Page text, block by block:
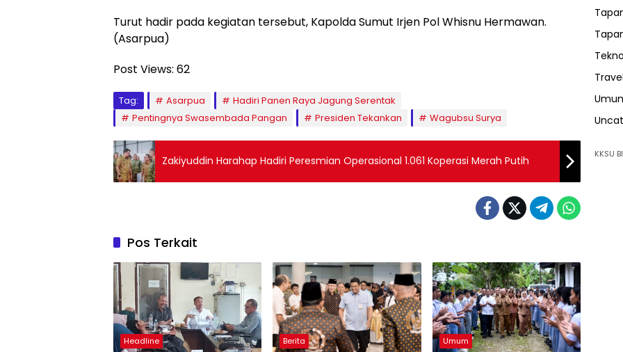
Turut hadir pada kegiatan tersebut, Kapolda Sumut Irjen Pol Whisnu Hermawan.
(Asarpua)
Post Views: 62
Tag: Asarpua
Hadiri Panen Raya Jagung Serentak
Pentingnya Swasembada Pangan
Presiden Tekankan Wagubsu Surya
Zakiyuddin Harahap Hadiri Peresmian Operasional 1.061 Koperasi Merah Putih
Pos Terkait
Headline Berita Umum
Travel
KKSU BI